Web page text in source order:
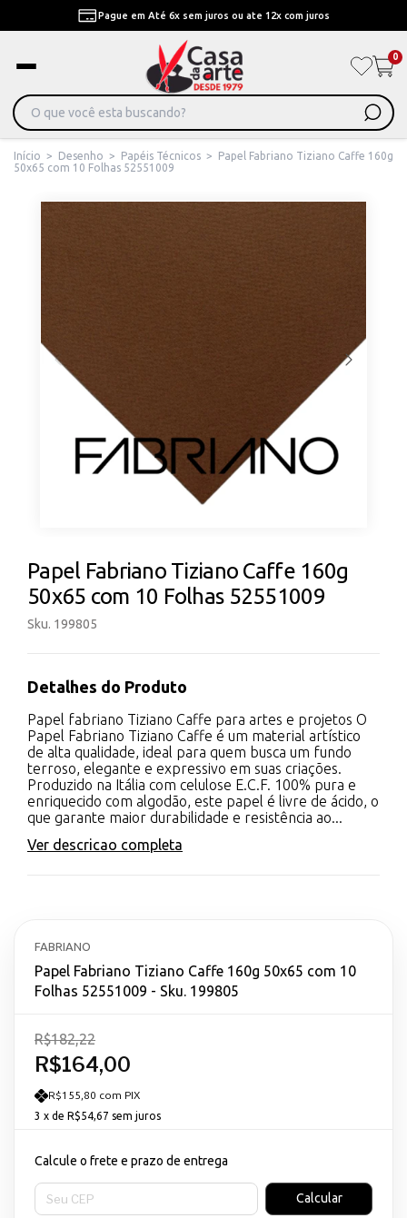
Pague em Até 6x sem juros ou ate 12x com juros
0
Início > Desenho > Papéis Técnicos >
Papel Fabriano Tiziano Caffe 160g
50x65 com 10 Folhas 52551009
Papel Fabriano Tiziano Caffe 160g
50x65 com 10 Folhas 52551009
Sku. 199805
Detalhes do Produto
Papel fabriano Tiziano Caffe para artes e projetos O
Papel Fabriano Tiziano Caffe é um material artístico
de alta qualidade, ideal para quem busca um fundo
terroso, elegante e expressivo em suas criações.
Produzido na Itália com celulose E.C.F. 100% pura e
enriquecido com algodão, este papel é livre de ácido, o
que garante maior durabilidade e resistência ao...
Ver descricao completa
FABRIANO
Papel Fabriano Tiziano Caffe 160g 50x65 com 10
Folhas 52551009 - Sku. 199805
R$164,00
R$182,22
R$155,80 com PIX
3 x de R$54,67 sem juros
Calcule o frete e prazo de entrega
Entregas para o CEP:
Calcular